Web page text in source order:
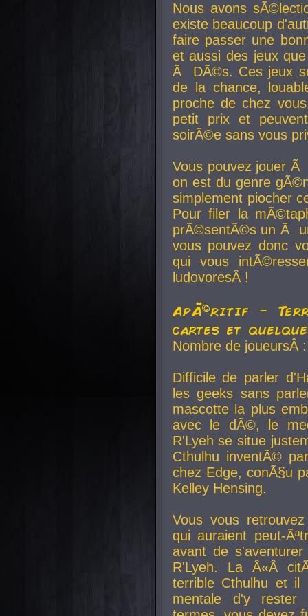
Nous avons
existe beaucoup
faire passer une
et aussi des jeux
Ã DÃ©s. Ces jeux
de la chance,
proche de chez
petit prix et
soirÃ©e sans vous
Vous pouvez jouer
on est du genre
simplement piocher
Pour filer la
prÃ©sentÃ©s un Ã
vous pouvez donc
qui vous
ludovoresÂ !
ApÃ©ritif -
cartes et
Nombre de
Difficile de parler
les geeks sans
mascotte la plus
avec le dÃ©, le
R'Lyeh se situe
Cthulhu inventÃ©
chez Edge, conÃ§u
Kelley Hensing.
Vous vous
qui auraient peut-
avant de
R'Lyeh. La Â«Â
terrible Cthulhu et
mentale d'y rester